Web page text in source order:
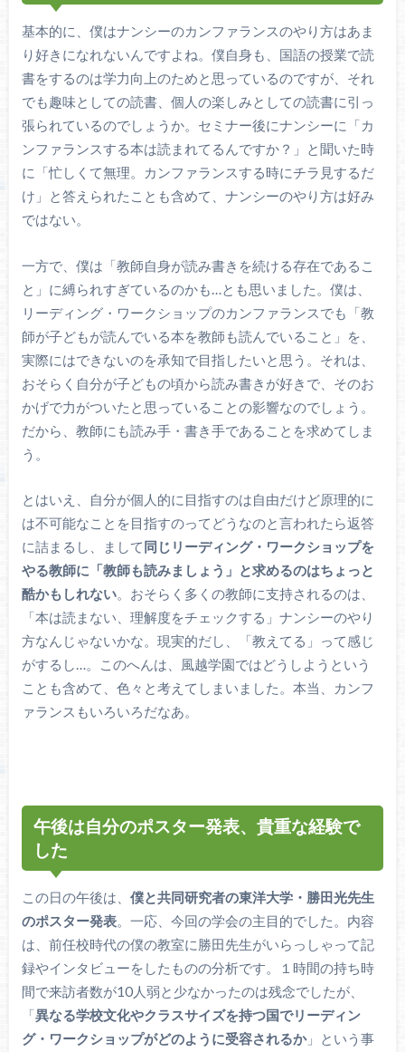
基本的に、僕はナンシーのカンファランスのやり方はあま
り好きになれないんですよね。僕自身も、国語の授業で読
書をするのは学力向上のためと思っているのですが、それ
でも趣味としての読書、個人の楽しみとしての読書に引っ
張られているのでしょうか。セミナー後にナンシーに「カ
ンファランスする本は読まれてるんですか？」と聞いた時
に「忙しくて無理。カンファランスする時にチラ見するだ
け」と答えられたことも含めて、ナンシーのやり方は好み
ではない。
一方で、僕は「教師自身が読み書きを続ける存在であるこ
と」に縛られすぎているのかも…とも思いました。僕は、
リーディング・ワークショップのカンファランスでも「教
師が子どもが読んでいる本を教師も読んでいること」を、
実際にはできないのを承知で目指したいと思う。それは、
おそらく自分が子どもの頃から読み書きが好きで、そのお
かげで力がついたと思っていることの影響なのでしょう。
だから、教師にも読み手・書き手であることを求めてしま
う。
とはいえ、自分が個人的に目指すのは自由だけど原理的に
は不可能なことを目指すのってどうなのと言われたら返答
に詰まるし、まして 同じリーディング・ワークショップを
やる教師に「教師も読みましょう」と求めるのはちょっと
酷かもしれない。おそらく多くの教師に支持されるのは、
「本は読まない、理解度をチェックする」ナンシーのやり
方なんじゃないかな。現実的だし、「教えてる」って感じ
がするし…。このへんは、風越学園ではどうしようという
ことも含めて、色々と考えてしまいました。本当、カンフ
ァランスもいろいろだなあ。
午後は自分のポスター発表、貴重な経験で
した
この日の午後は、 僕と共同研究者の東洋大学・勝田光先生
のポスター発表。一応、今回の学会の主目的でした。内容
は、前任校時代の僕の教室に勝田先生がいらっしゃって記
録やインタビューをしたものの分析です。１時間の持ち時
間で来訪者数が10人弱と少なかったのは残念でしたが、
「異なる学校文化やクラスサイズを持つ国でリーディン
グ・ワークショップがどのように受容されるか」という事